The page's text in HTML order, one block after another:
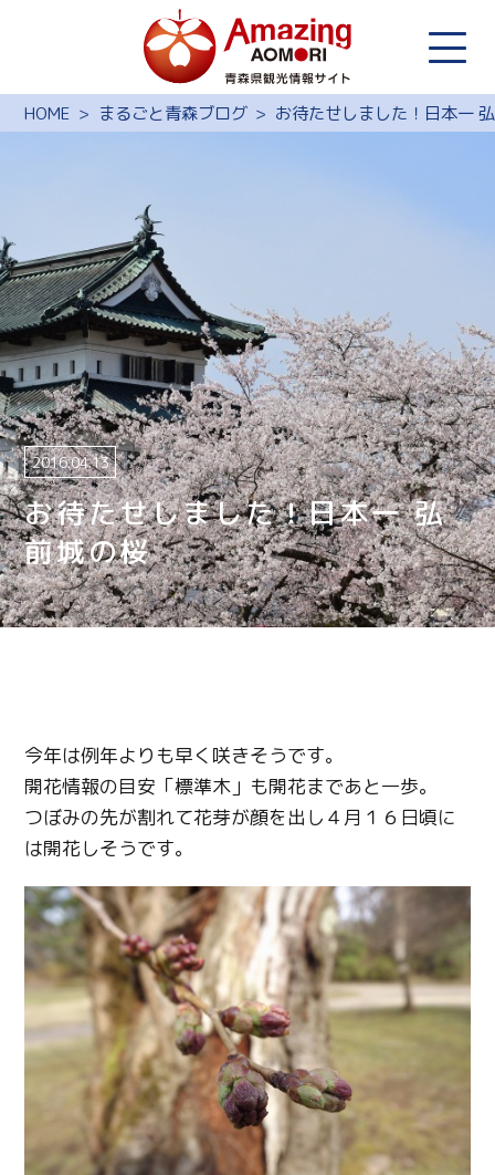
HOME まるごと青森ブログ お待たせしました！日本一
お待たせしました！日本一 弘
前城の桜
2016.04.13
今年は例年よりも早く咲きそうです。
開花情報の目安「標準木」も開花まであと一歩。
つぼみの先が割れて花芽が顔を出し４月１６日頃に
は開花しそうです。